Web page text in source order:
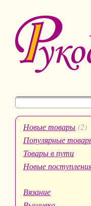
Новые товары (2)
Популярные
Товары в пути
Новые
Вязание